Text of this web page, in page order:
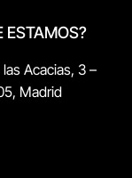
ESTAMOS?
Acacias, 3 –
Madrid